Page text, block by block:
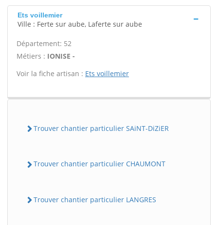
Ets voillemier
Ville : Ferte sur aube, Laferte sur aube
Département: 52
Métiers : IONISE -
Voir la fiche artisan : Ets voillemier
Trouver chantier particulier SAiNT-DiZiER
Trouver chantier particulier CHAUMONT
Trouver chantier particulier LANGRES